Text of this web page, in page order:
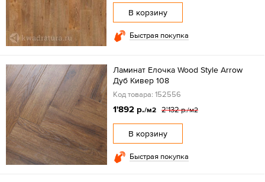
В корзину
Быстрая покупка
Ламинат Елочка Wood Style Arrow
Дуб Кивер 108
Код товара: 152556
1'892 р./м2 2'132 р./м2
В корзину
Быстрая покупка